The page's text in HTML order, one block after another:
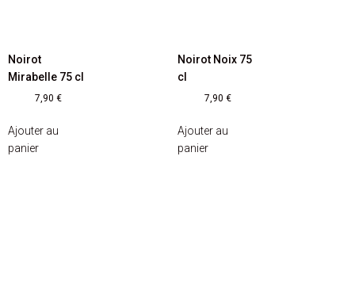
Noirot
Mirabelle 75 cl
7,90€
Ajouter au
panier
Noirot Noix 75
cl
7,90€
Ajouter au
panier